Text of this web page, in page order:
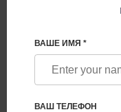
ИЗ
ВЗГЛЯД НА
РОДИТЕЛЕЙ
ВАШЕ ИМЯ *
ВАШ ТЕЛЕФОН